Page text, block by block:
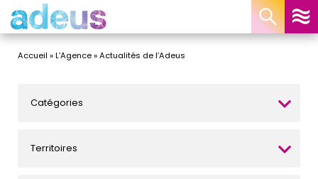
Accueil »L’Agence»Actualités de l’Adeus
Catégories
Territoires
Panneau de gestion des cookies